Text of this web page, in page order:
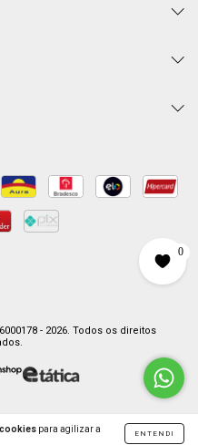
para agilizar a
ENTENDI
- 2026. Todos os direitos
0